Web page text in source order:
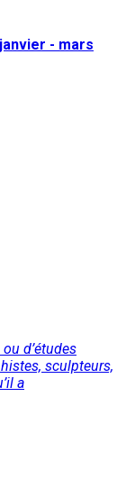
- mars
d’études
sculpteurs,
a